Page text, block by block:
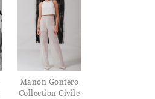
Manon Gontero
Collection Civile